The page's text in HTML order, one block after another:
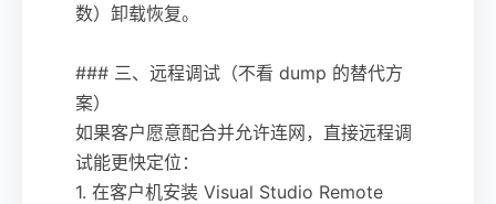
数）卸载恢复。
### 三、远程调试（不看 dump 的替代方
案）
如果客户愿意配合并允许连网，直接远程调
试能更快定位：
1. 在客户机安装 Visual Studio Remote